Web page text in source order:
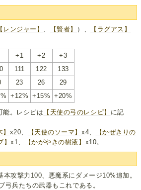
【レンジャー】 【賢者】 ）、
【ラグアス】
+1 +2
+3
111 122
133
23 26
29
+12% +15% +20%
能。レシピは 【天使の弓のレシピ】 に記
x20、 【天使のソーマ】x4、
【かぜきりの
】x1、 【かがやきの樹液】 x10。
本攻撃力100、悪魔系にダメージ10%追加。
弓兵たちの武器もこれである。